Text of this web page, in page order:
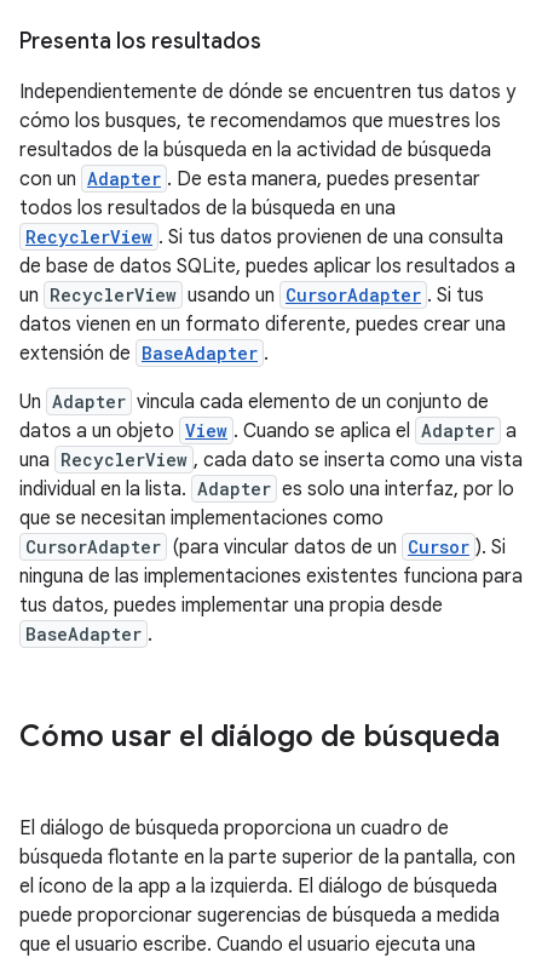
Presenta los resultados
Independientemente de dónde se encuentren tus datos y
cómo los busques, te recomendamos que muestres los
resultados de la búsqueda en la actividad de búsqueda
con un Adapter . De esta manera, puedes presentar
todos los resultados de la búsqueda en una
RecyclerView . Si tus datos provienen de una consulta
de base de datos SQLite, puedes aplicar los resultados a
un RecyclerView usando un CursorAdapter . Si tus
datos vienen en un formato diferente, puedes crear una
extensión de BaseAdapter .
Un Adapter vincula cada elemento de un conjunto de
datos a un objeto View . Cuando se aplica el Adapter a
una RecyclerView , cada dato se inserta como una vista
individual en la lista. Adapter es solo una interfaz, por lo
que se necesitan implementaciones como
CursorAdapter (para vincular datos de un Cursor ). Si
ninguna de las implementaciones existentes funciona para
tus datos, puedes implementar una propia desde
BaseAdapter .
Cómo usar el diálogo de búsqueda
El diálogo de búsqueda proporciona un cuadro de
búsqueda flotante en la parte superior de la pantalla, con
el ícono de la app a la izquierda. El diálogo de búsqueda
puede proporcionar sugerencias de búsqueda a medida
que el usuario escribe. Cuando el usuario ejecuta una